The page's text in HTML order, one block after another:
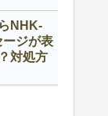
NHK-
ージが表
対処方